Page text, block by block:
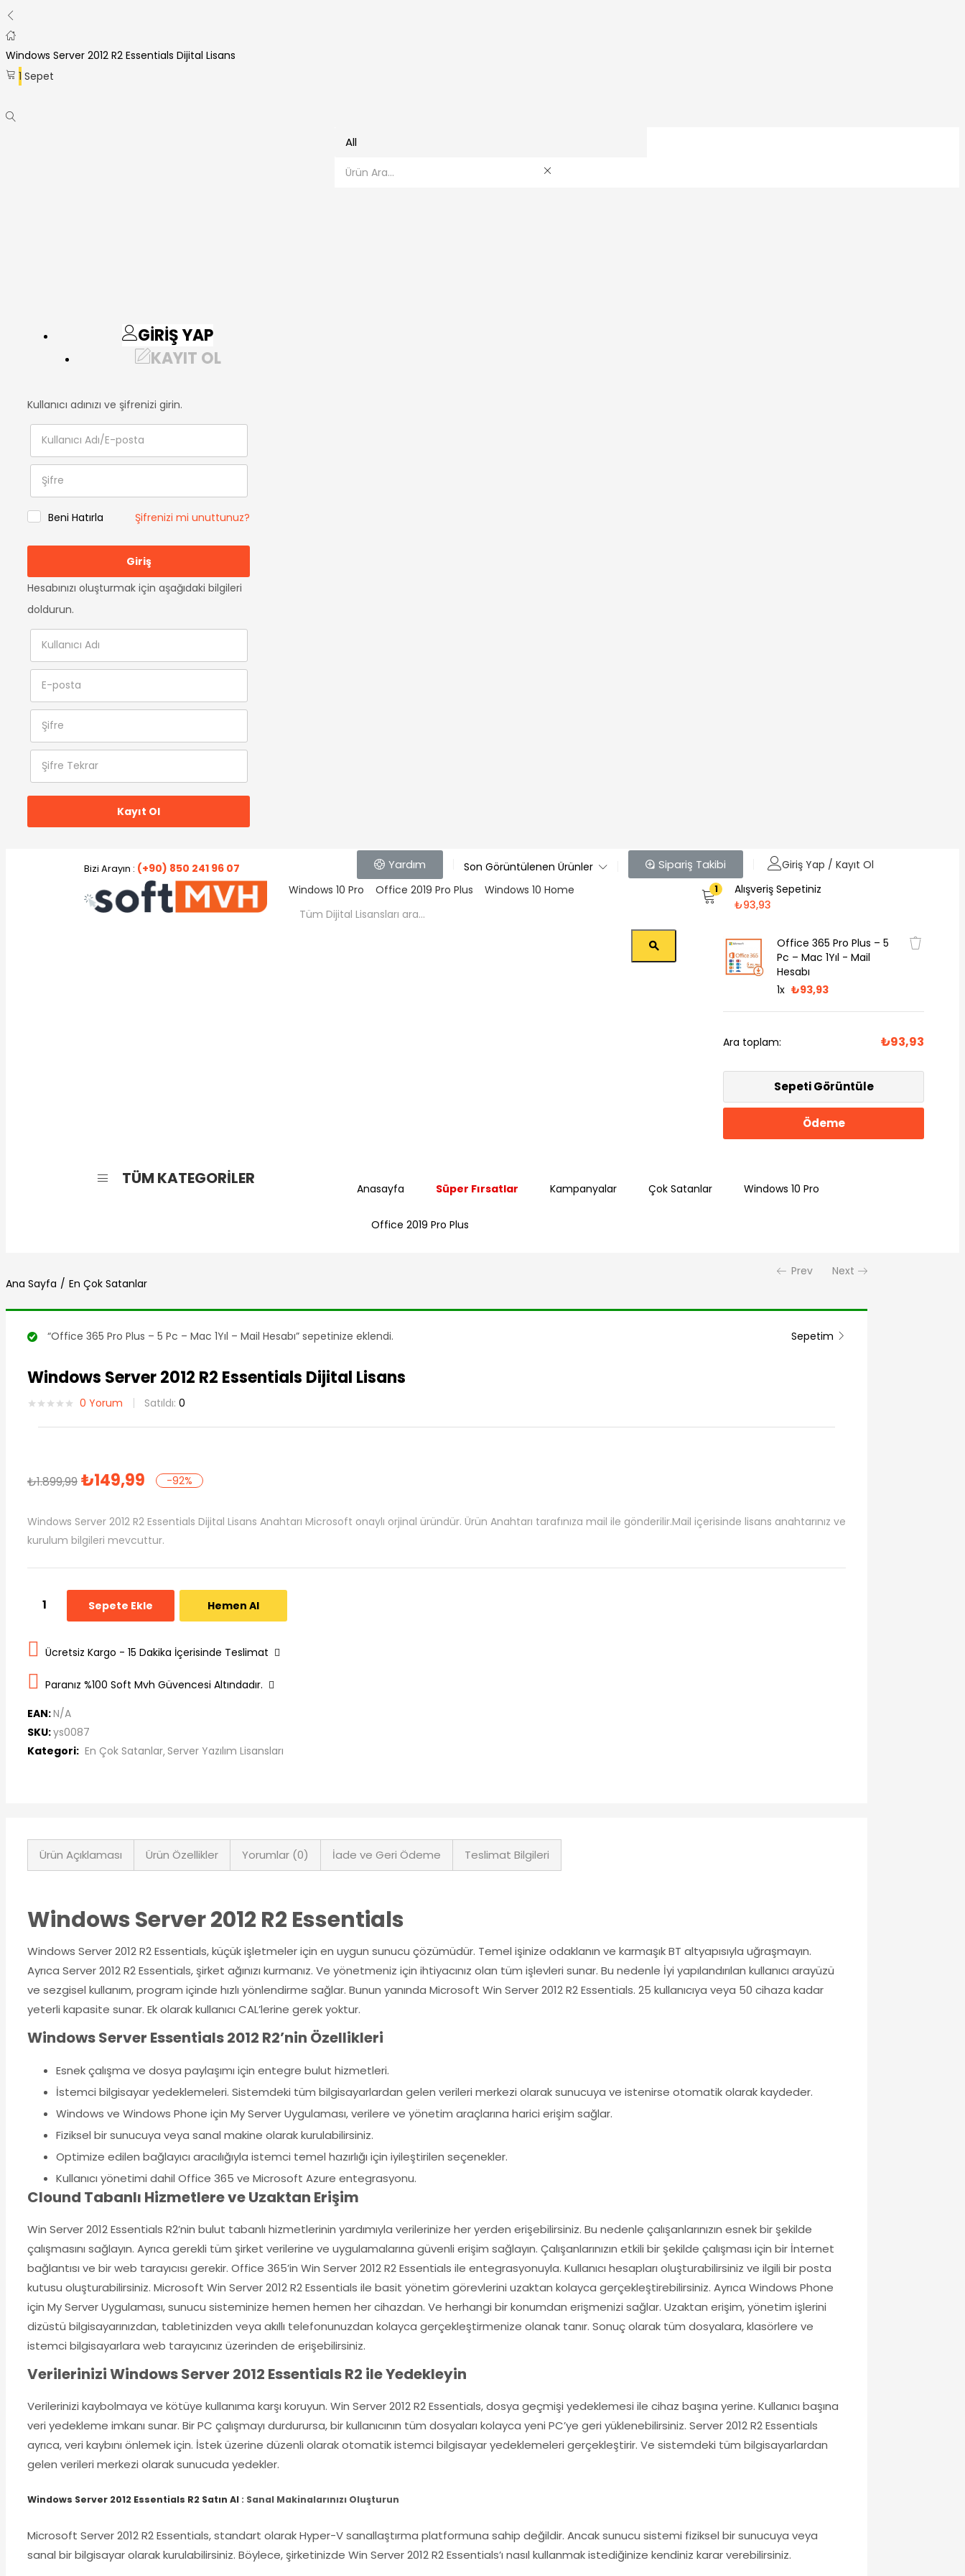
Windows Server 2012 R2 Essentials Dijital Lisans
1 Sepet
GIRIŞ YAP
KAYIT OL
Kullanıcı adınızı ve şifrenizi girin.
Beni Hatırla Şifrenizi mi unuttunuz?
Hesabınızı oluşturmak için aşağıdaki bilgileri
doldurun.
Bizi Arayın : (+90) 850 241 96 07 Yardım Son Görüntülenen Ürünler Sipariş Takibi
Giriş Yap / Kayıt Ol
Windows 10 Pro
Office 2019 Pro Plus Windows 10 Home 1
Alışveriş Sepetiniz
₺93,93
Office 365 Pro Plus – 5
Pc – Mac 1Yıl - Mail
Hesabı
1x ₺93,93
Ara toplam: ₺93,93
Sepeti Görüntüle
Ödeme
TÜM KATEGORİLER
Anasayfa Süper Fırsatlar Kampanyalar Çok Satanlar Windows 10 Pro
Office 2019 Pro Plus
Ana Sayfa En Çok Satanlar
Prev Next
“Office 365 Pro Plus – 5 Pc – Mac 1Yıl – Mail Hesabı” sepetinize eklendi. Sepetim
Windows Server 2012 R2 Essentials Dijital Lisans
0 Yorum Satıldı: 0
₺1.899,99 ₺149,99 -92%
Windows Server 2012 R2 Essentials Dijital Lisans Anahtarı Microsoft onaylı orjinal üründür. Ürün Anahtarı tarafınıza mail ile gönderilir.Mail içerisinde lisans anahtarınız ve
kurulum bilgileri mevcuttur.
Sepete Ekle Hemen Al
Ücretsiz Kargo - 15 Dakika İçerisinde Teslimat
Paranız %100 Soft Mvh Güvencesi Altındadır.
EAN:N/A
SKU:ys0087
Kategori: En Çok Satanlar Server Yazılım Lisansları
Ürün Açıklaması Ürün Özellikler Yorumlar (0) İade ve Geri Ödeme Teslimat Bilgileri
Windows Server 2012 R2 Essentials
Windows Server 2012 R2 Essentials, küçük işletmeler için en uygun sunucu çözümüdür. Temel işinize odaklanın ve karmaşık BT altyapısıyla uğraşmayın.
Ayrıca Server 2012 R2 Essentials, şirket ağınızı kurmanız. Ve yönetmeniz için ihtiyacınız olan tüm işlevleri sunar. Bu nedenle İyi yapılandırılan kullanıcı arayüzü
ve sezgisel kullanım, program içinde hızlı yönlendirme sağlar. Bunun yanında Microsoft Win Server 2012 R2 Essentials. 25 kullanıcıya veya 50 cihaza kadar
yeterli kapasite sunar. Ek olarak kullanıcı CAL’lerine gerek yoktur.
Windows Server Essentials 2012 R2’nin Özellikleri
Esnek çalışma ve dosya paylaşımı için entegre bulut hizmetleri.
İstemci bilgisayar yedeklemeleri. Sistemdeki tüm bilgisayarlardan gelen verileri merkezi olarak sunucuya ve istenirse otomatik olarak kaydeder.
Windows ve Windows Phone için My Server Uygulaması, verilere ve yönetim araçlarına harici erişim sağlar.
Fiziksel bir sunucuya veya sanal makine olarak kurulabilirsiniz.
Optimize edilen bağlayıcı aracılığıyla istemci temel hazırlığı için iyileştirilen seçenekler.
Kullanıcı yönetimi dahil Office 365 ve Microsoft Azure entegrasyonu.
Clound Tabanlı Hizmetlere ve Uzaktan Erişim
Win Server 2012 Essentials R2’nin bulut tabanlı hizmetlerinin yardımıyla verilerinize her yerden erişebilirsiniz. Bu nedenle çalışanlarınızın esnek bir şekilde
çalışmasını sağlayın. Ayrıca gerekli tüm şirket verilerine ve uygulamalarına güvenli erişim sağlayın. Çalışanlarınızın etkili bir şekilde çalışması için bir İnternet
bağlantısı ve bir web tarayıcısı gerekir. Office 365’in Win Server 2012 R2 Essentials ile entegrasyonuyla. Kullanıcı hesapları oluşturabilirsiniz ve ilgili bir posta
kutusu oluşturabilirsiniz. Microsoft Win Server 2012 R2 Essentials ile basit yönetim görevlerini uzaktan kolayca gerçekleştirebilirsiniz. Ayrıca Windows Phone
için My Server Uygulaması, sunucu sisteminize hemen hemen her cihazdan. Ve herhangi bir konumdan erişmenizi sağlar. Uzaktan erişim, yönetim işlerini
dizüstü bilgisayarınızdan, tabletinizden veya akıllı telefonunuzdan kolayca gerçekleştirmenize olanak tanır. Sonuç olarak tüm dosyalara, klasörlere ve
istemci bilgisayarlara web tarayıcınız üzerinden de erişebilirsiniz.
Verilerinizi Windows Server 2012 Essentials R2 ile Yedekleyin
Verilerinizi kaybolmaya ve kötüye kullanıma karşı koruyun. Win Server 2012 R2 Essentials, dosya geçmişi yedeklemesi ile cihaz başına yerine. Kullanıcı başına
veri yedekleme imkanı sunar. Bir PC çalışmayı durdurursa, bir kullanıcının tüm dosyaları kolayca yeni PC’ye geri yüklenebilirsiniz. Server 2012 R2 Essentials
ayrıca, veri kaybını önlemek için. İstek üzerine düzenli olarak otomatik istemci bilgisayar yedeklemeleri gerçekleştirir. Ve sistemdeki tüm bilgisayarlardan
gelen verileri merkezi olarak sunucuda yedekler.
Windows Server 2012 Essentials R2 Satın Al : Sanal Makinalarınızı Oluşturun
Microsoft Server 2012 R2 Essentials, standart olarak Hyper-V sanallaştırma platformuna sahip değildir. Ancak sunucu sistemi fiziksel bir sunucuya veya
sanal bir bilgisayar olarak kurulabilirsiniz. Böylece, şirketinizde Win Server 2012 R2 Essentials’ı nasıl kullanmak istediğinize kendiniz karar verebilirsiniz.